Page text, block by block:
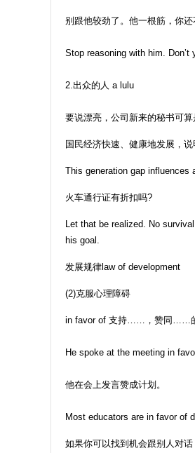
别跟他较劲了。他一根筋，你还
Stop reasoning with him.
2.出众的人 a lulu
要说漂亮，公司新来的秘书可算
国民经济快速、健康地发展，
This generation gap influences
火车通行证有折扣吗?
Let that be realized. No
his goal.
发展规律law of development
(2)克服心理障碍
in favor of 支持……，赞同……
He spoke at the meeting in
他在会上发言赞成计划。
Most educators are in favor of
如果你可以找到机会跟别人对